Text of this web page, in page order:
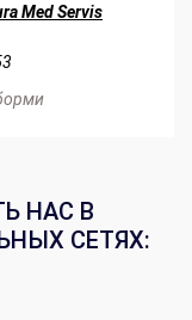
Med Servis
НАС В
СЕТЯХ: